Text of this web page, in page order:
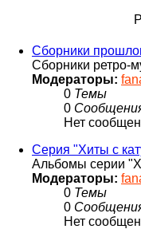
Сборники
Сборники ретро-
Модераторы:
0 Темы
0
Нет
Серия "Хиты с
Альбомы серии
Модераторы:
0 Темы
0
Нет